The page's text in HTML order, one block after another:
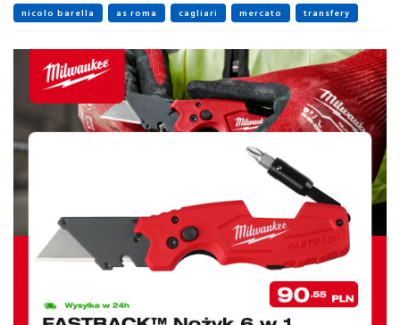
nicolo barella as roma cagliari mercato transfery